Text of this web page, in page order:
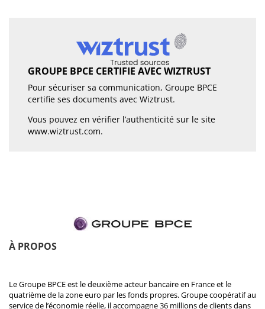
GROUPE BPCE CERTIFIE AVEC WIZTRUST
Pour sécuriser sa communication, Groupe BPCE
certifie ses documents avec Wiztrust.
Vous pouvez en vérifier l’authenticité sur le site
www.wiztrust.com.
À PROPOS
Le Groupe BPCE est le deuxième acteur bancaire en France et le
quatrième de la zone euro par les fonds propres. Groupe coopératif au
service de l’économie réelle, il accompagne 36 millions de clients dans